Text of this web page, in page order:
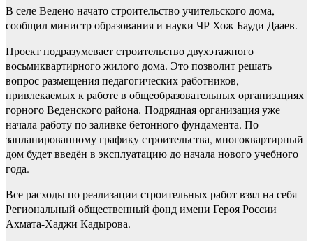
В селе Ведено начато строительство учительского дома,
сообщил министр образования и науки ЧР Хож-Бауди Дааев.
Проект подразумевает строительство двухэтажного
восьмиквартирного жилого дома. Это позволит решать
вопрос размещения педагогических работников,
привлекаемых к работе в общеобразовательных организациях
горного Веденского района. Подрядная организация уже
начала работу по заливке бетонного фундамента. По
запланированному графику строительства, многоквартирный
дом будет введён в эксплуатацию до начала нового учебного
года.
Все расходы по реализации строительных работ взял на себя
Региональный общественный фонд имени Героя России
Ахмата-Хаджи Кадырова.